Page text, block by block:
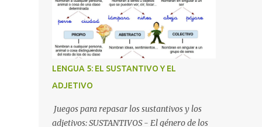
LENGUA 5: EL SUSTANTIVO Y EL
ADJETIVO
Juegos para repasar los sustantivos y los
adjetivos: SUSTANTIVOS - El género de los